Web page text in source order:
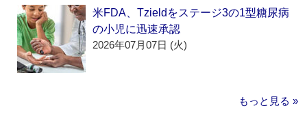
米FDA、Tzieldをステージ3の1型糖尿病
の小児に迅速承認
2026年07月07日 (火)
もっと見る »